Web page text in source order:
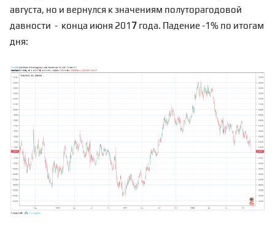
августа, но и вернулся к значениям полуторагодовой
давности - конца июня 201 7 года. Падение -1% по итогам
дня: